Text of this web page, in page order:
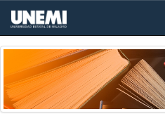
Skip
navigation